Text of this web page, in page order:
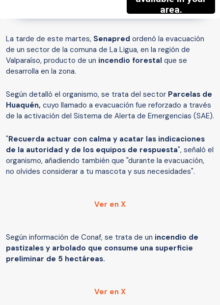
La tarde de este martes, Senapred ordenó la evacuación
de un sector de la comuna de La Ligua, en la región de
Valparaíso, producto de un incendio forestal que se
desarrolla en la zona.
Según detalló el organismo, se trata del sector Parcelas de
Huaquén, cuyo llamado a evacuación fue reforzado a través
de la activación del Sistema de Alerta de Emergencias (SAE).
"Recuerda actuar con calma y acatar las indicaciones
de la autoridad y de los equipos de respuesta", señaló el
organismo, añadiendo también que "durante la evacuación,
no olvides considerar a tu mascota y sus necesidades".
Ver en X
Según información de Conaf, se trata de un incendio de
pastizales y arbolado que consume una superficie
preliminar de 5 hectáreas.
Ver en X